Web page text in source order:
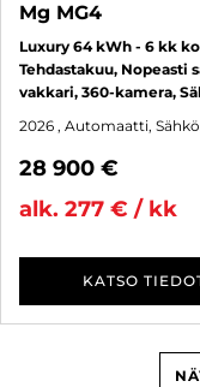
Mg MG4
Luxury 64 kWh - 6 kk
Tehdastakuu, Nopeasti
vakkari, 360-kamera,
2026 , Automaatti,
28 900 €
alk. 277 € / kk
KATSO